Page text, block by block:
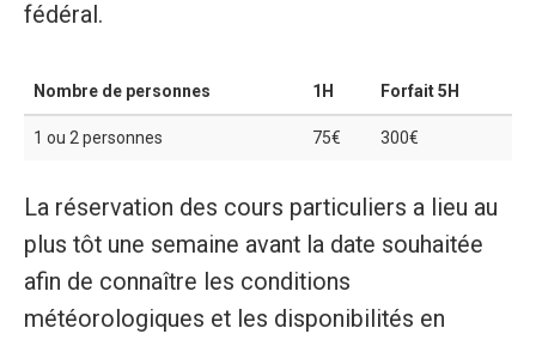
fédéral.
Nombre de personnes 1H Forfait 5H
1 ou 2 personnes 75€ 300€
La réservation des cours particuliers a lieu au
plus tôt une semaine avant la date souhaitée
afin de connaître les conditions
météorologiques et les disponibilités en